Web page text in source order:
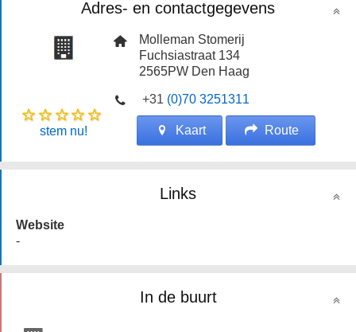
Adres- en contactgegevens
Molleman Stomerij
Fuchsiastraat 134
2565PW Den Haag
+31 (0)70 3251311
stem nu! Kaart Route
Links
Website
-
In de buurt